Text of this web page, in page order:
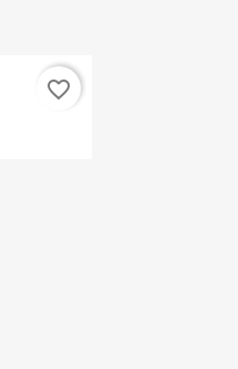
favorite_border